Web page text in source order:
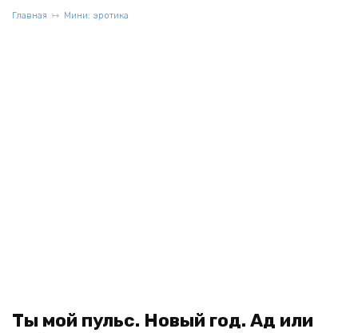
Главная Мини: эротика
Ты мой пульс. Новый год. Ад или